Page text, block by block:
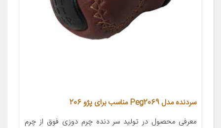
سردنده مدل Peg2069 مناسب برای پژو 206
معرفی محصول در تولید سر دنده چرم دوزی فوق از چرم